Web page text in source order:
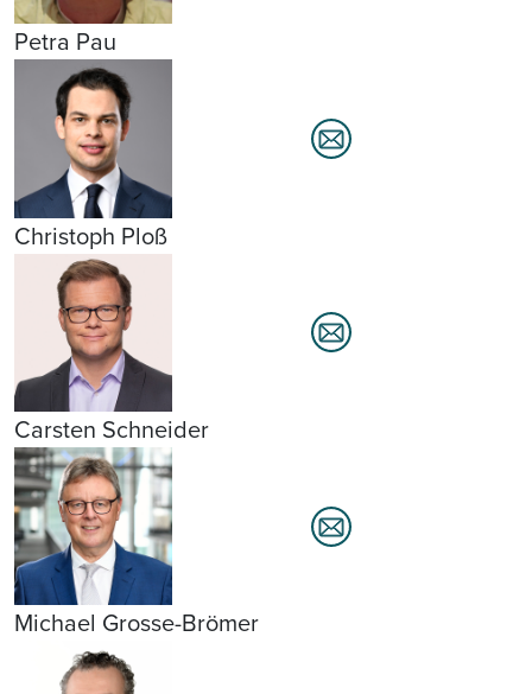
Petra Pau
Christoph Ploß
Carsten Schneider
Michael Grosse-Brömer